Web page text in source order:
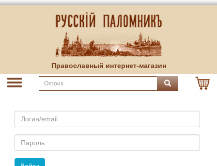
Православный интернет-магазин
Email
Пароль